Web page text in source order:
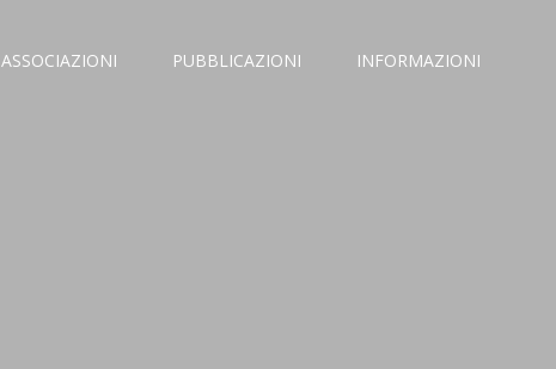
ASSOCIAZIONI PUBBLICAZIONI INFORMAZIONI